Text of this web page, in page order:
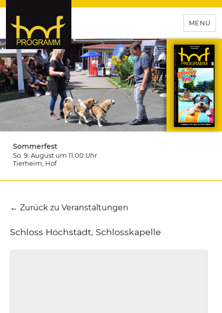
hof-programm – das
Veranstaltungsportal für
Hochfranken
MENÜ
Sommerfest
So. 9. August um 11:00 Uhr
Tierheim , Hof
← Zurück zu Veranstaltungen
Schloss Höchstädt, Schlosskapelle